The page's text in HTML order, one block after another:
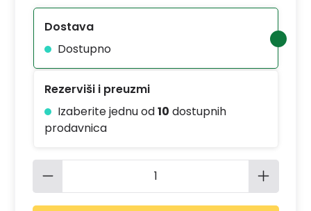
Dostava
Dostupno
Rezerviši i preuzmi
Izaberite jednu od10 dostupnih
prodavnica
Količina proizvoda: Unesite